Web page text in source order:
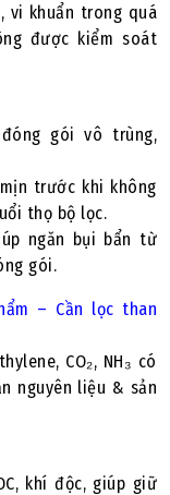
vi khuẩn trong quá
được kiểm soát
đóng gói vô trùng,
trước khi không
thọ bộ lọc.
ngăn bụi bẩn từ
gói.
– Cần lọc than
CO₂, NH₃ có
nguyên liệu & sản
khí độc, giúp giữ